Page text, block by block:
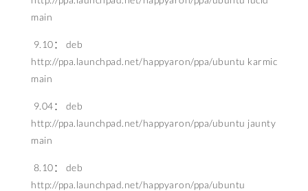
main
9.10： deb
http://ppa.launchpad.net/happyaron/ppa/ubuntu karmic
main
9.04： deb
http://ppa.launchpad.net/happyaron/ppa/ubuntu jaunty
main
8.10： deb
http://ppa.launchpad.net/happyaron/ppa/ubuntu